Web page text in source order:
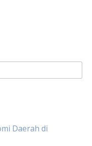
Daerah di